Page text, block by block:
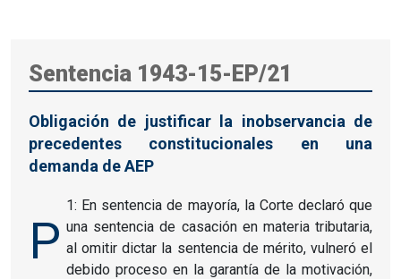
Sentencia 1943-15-EP/21
Obligación de justificar la inobservancia de
precedentes constitucionales en una
demanda de AEP
P
1: En sentencia de mayoría, la Corte declaró que
una sentencia de casación en materia tributaria,
al omitir dictar la sentencia de mérito, vulneró el
debido proceso en la garantía de la motivación,